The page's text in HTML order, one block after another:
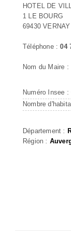
HOTEL DE
1 LE BOURG
69430 VERNAY
Téléphone :04
Nom du Maire :
Numéro Insee :
Nombre
Département :
Région :